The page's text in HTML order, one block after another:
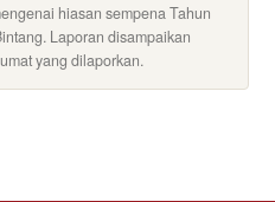
hiasan sempena Tahun
Laporan disampaikan
yang dilaporkan.